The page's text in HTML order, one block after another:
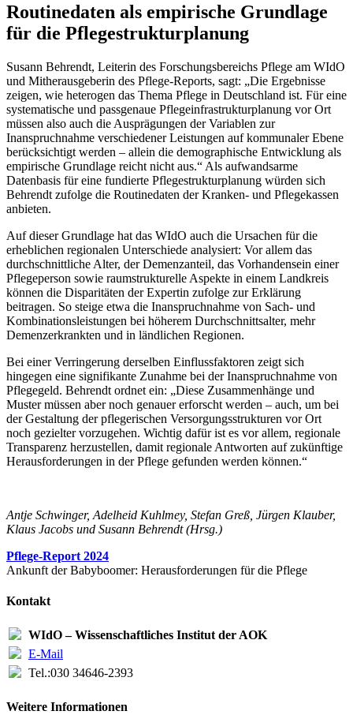
Routinedaten als empirische Grundlage
für die Pflegestrukturplanung
Susann Behrendt, Leiterin des Forschungsbereichs Pflege am WIdO
und Mitherausgeberin des Pflege-Reports, sagt: „Die Ergebnisse
zeigen, wie heterogen das Thema Pflege in Deutschland ist. Für eine
systematische und passgenaue Pflegeinfrastrukturplanung vor Ort
müssen also auch die Ausprägungen der Variablen zur
Inanspruchnahme verschiedener Leistungen auf kommunaler Ebene
berücksichtigt werden – allein die demographische Entwicklung als
empirische Grundlage reicht nicht aus.“ Als aufwandsarme
Datenbasis für eine fundierte Pflegestrukturplanung würden sich
Behrendt zufolge die Routinedaten der Kranken- und Pflegekassen
anbieten.
Auf dieser Grundlage hat das WIdO auch die Ursachen für die
erheblichen regionalen Unterschiede analysiert: Vor allem das
durchschnittliche Alter, der Demenzanteil, das Vorhandensein einer
Pflegeperson sowie raumstrukturelle Aspekte in einem Landkreis
können die Disparitäten der Expertin zufolge zur Erklärung
beitragen. So steige etwa die Inanspruchnahme von Sach- und
Kombinationsleistungen bei höherem Durchschnittsalter, mehr
Demenzerkrankten und in ländlichen Regionen.
Bei einer Verringerung derselben Einflussfaktoren zeigt sich
hingegen eine signifikante Zunahme bei der Inanspruchnahme von
Pflegegeld. Behrendt ordnet ein: „Diese Zusammenhänge und
Muster müssen aber noch genauer erforscht werden – auch, um bei
der Gestaltung der pflegerischen Versorgungsstrukturen vor Ort
noch gezielter vorzugehen. Wichtig dafür ist es vor allem, regionale
Transparenz herzustellen, damit regionale Antworten auf zukünftige
Herausforderungen in der Pflege gefunden werden können.“
Antje Schwinger, Adelheid Kuhlmey, Stefan Greß, Jürgen Klauber,
Klaus Jacobs und Susann Behrendt (Hrsg.)
Pflege-Report 2024
Ankunft der Babyboomer: Herausforderungen für die Pflege
Kontakt
WIdO – Wissenschaftliches Institut der AOK
E-Mail
Tel.:030 34646-2393
Weitere Informationen